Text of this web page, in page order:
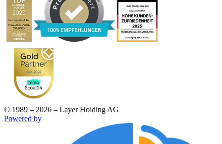
© 1989 – 2026 – Layer Holding AG
Powered by